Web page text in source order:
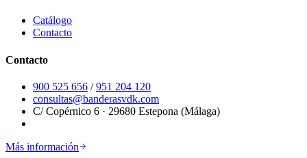
Catálogo
Contacto
Contacto
900 525 656 / 951 204 120
consultas@banderasvdk.com
C/ Copérnico 6 · 29680 Estepona (Málaga)
Más información